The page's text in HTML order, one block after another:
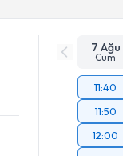
7 Ağu
Cum
11:40
11:50
12:00